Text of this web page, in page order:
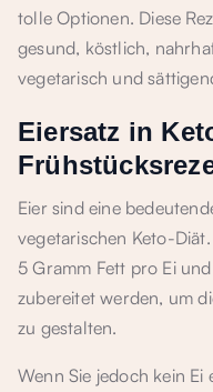
tolle Optionen. Diese
gesund, köstlich,
vegetarisch und
Eiersatz in
Eier sind eine
vegetarischen Keto-
5 Gramm Fett pro Ei
zubereitet werden, um
zu gestalten.
Wenn Sie jedoch kein Ei